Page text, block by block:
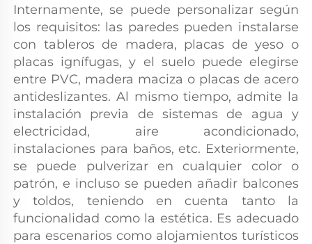
Internamente, se puede personalizar según
los requisitos: las paredes pueden instalarse
con tableros de madera, placas de yeso o
placas ignífugas, y el suelo puede elegirse
entre PVC, madera maciza o placas de acero
antideslizantes. Al mismo tiempo, admite la
instalación previa de sistemas de agua y
electricidad, aire acondicionado,
instalaciones para baños, etc. Exteriormente,
se puede pulverizar en cualquier color o
patrón, e incluso se pueden añadir balcones
y toldos, teniendo en cuenta tanto la
funcionalidad como la estética. Es adecuado
para escenarios como alojamientos turísticos